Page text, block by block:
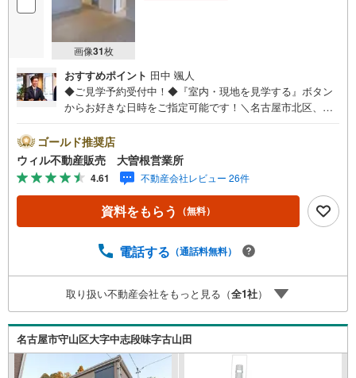
画像31枚
おすすめポイント 田中 颯人
◆ご見学予約受付中！◆『室内・現地を見学する』ボタン
からお好きな日時をご指定可能です！＼名古屋市北区、守
区、守山区の直接のご売却依頼を数多くいただいている不
動産仲介会社です。ネット上で分かる立地環境はもちろ
ん、過去にお任せいただいたお客様に現地の生の声をもと
に住戸環境を提案致します。＼平日のお住まい探しの方へ/
弊社では平日にご内覧・契約など平日にお住まい探しをさ
れるお客様にサービスをご用意しています。＼お仕事で忙
事前にご予約頂きましたら営業時間外でのご内覧もご対応
動産業者間で不動産情報が共有されているので、名古屋市
全域や、その他隣接エリアでもご内覧が可能です！ 【大曽
根営業所】○地下鉄名城線、JR中央線「大曽根」駅徒歩1分
○お子様が遊べるキッズスペースあり○定休日ございません
ゴールド推奨店
ウィル不動産販売 大曽根営業所
4.61 不動産会社レビュー 26件
資料をもらう （無料）
電話する （通話料無料）
取り扱い不動産会社をもっと見る（全1社）
名古屋市守山区大字中志段味字古山田